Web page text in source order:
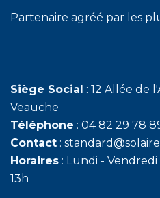
Partenaire agréé par les
Siège Social : 12 Allée de
Veauche
Téléphone : 04 82 29 78
Contact :
Horaires : Lundi - Vendredi
13h